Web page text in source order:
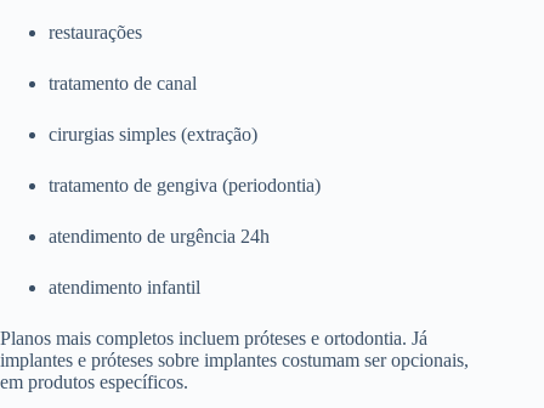
restaurações
tratamento de canal
cirurgias simples (extração)
tratamento de gengiva (periodontia)
atendimento de urgência 24h
atendimento infantil
Planos mais completos incluem próteses e ortodontia. Já
implantes e próteses sobre implantes costumam ser opcionais,
em produtos específicos.